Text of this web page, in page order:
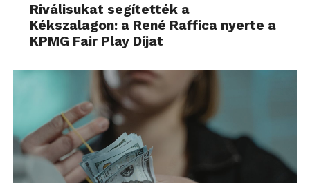
Riválisukat segítették a
Kékszalagon: a René Raffica nyerte a
KPMG Fair Play Díjat